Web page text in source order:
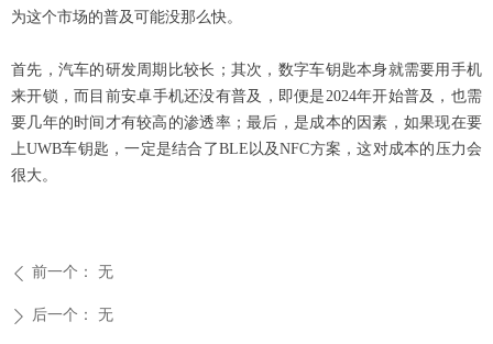
为这个市场的普及可能没那么快。
首先，汽车的研发周期比较长；其次，数字车钥匙本身就需要用手机
来开锁，而目前安卓手机还没有普及，即便是2024年开始普及，也需
要几年的时间才有较高的渗透率；最后，是成本的因素，如果现在要
上UWB车钥匙，一定是结合了BLE以及NFC方案，这对成本的压力会
很大。
ꄴ 前一个： 无
ꄲ 后一个： 无